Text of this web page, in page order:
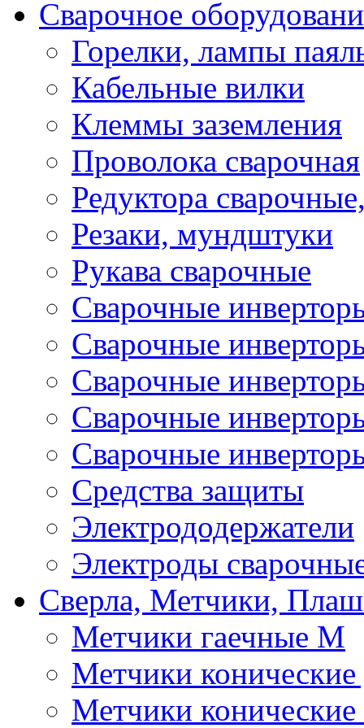
Сварочное
Горелки, лампы
Кабельные вилки
Клеммы заземления
Проволока сварочная
Редуктора
Резаки, мундштуки
Рукава сварочные
Сварочные
Сварочные
Сварочные
Сварочные
Сварочные
Средства защиты
Электрододержатели
Электроды
Сверла, Метчики,
Метчики гаечные М
Метчики
Метчики